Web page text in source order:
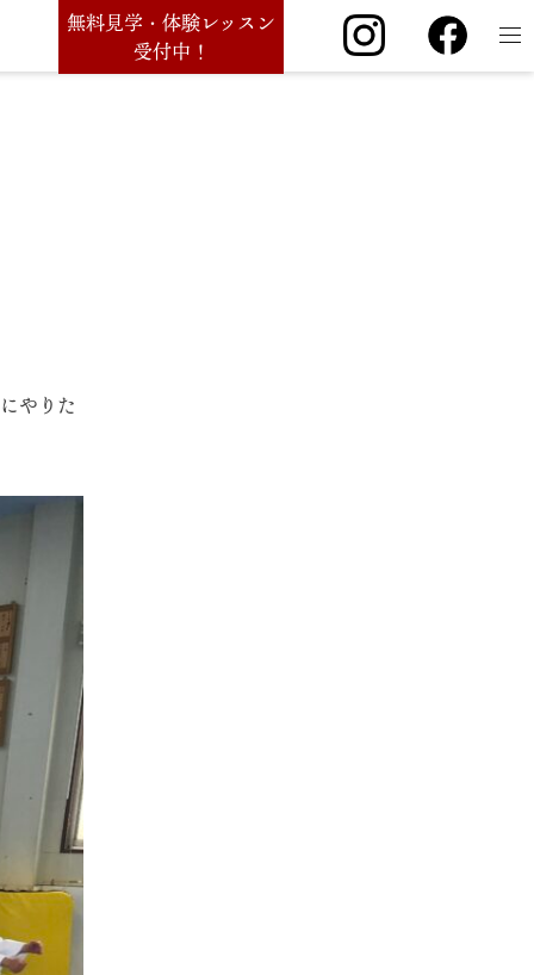
無料見学・体験レッスン
受付中！
やりた